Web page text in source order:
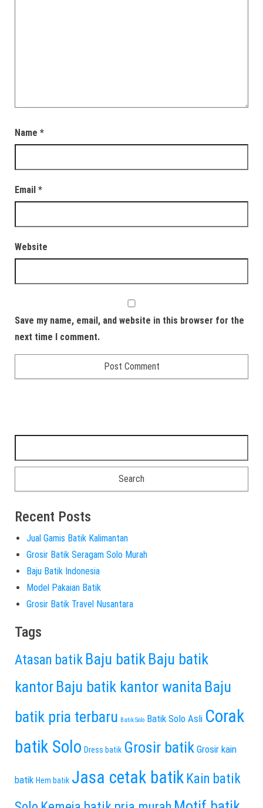
Name *
Email *
Website
Save my name, email, and website in this browser for the
next time I comment.
Recent Posts
Jual Gamis Batik Kalimantan
Grosir Batik Seragam Solo Murah
Baju Batik Indonesia
Model Pakaian Batik
Grosir Batik Travel Nusantara
Tags
Atasan batik Baju batik Baju batik
kantor Baju batik kantor wanita Baju
batik pria terbaru Batik Solo Batik Solo Asli Corak
batik Solo Dress batik Grosir batik Grosir kain
batik Hem batik Jasa cetak batik Kain batik